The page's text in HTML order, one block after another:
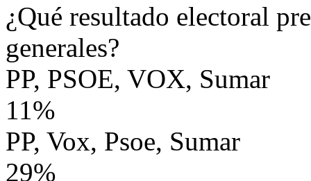
¿Qué resultado electoral
generales?
PP, PSOE, VOX, Sumar
11%
PP, Vox, Psoe, Sumar
29%